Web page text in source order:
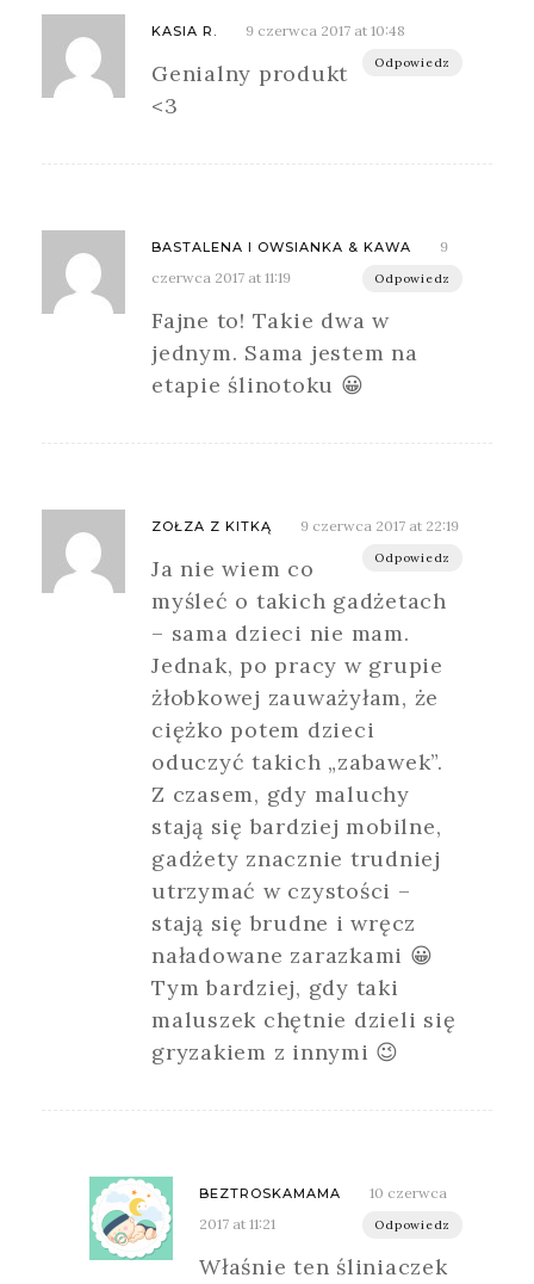
KASIA R. 9 czerwca 2017 at 10:48
Odpowiedz
Genialny produkt
<3
BASTALENA I OWSIANKA & KAWA
9
czerwca 2017 at 11:19
Odpowiedz
Fajne to! Takie dwa w
jednym. Sama jestem na
etapie ślinotoku 😀
ZOŁZA Z KITKĄ 9 czerwca 2017 at 22:19
Odpowiedz
Ja nie wiem co
myśleć o takich gadżetach
– sama dzieci nie mam.
Jednak, po pracy w grupie
żłobkowej zauważyłam, że
ciężko potem dzieci
oduczyć takich „zabawek”.
Z czasem, gdy maluchy
stają się bardziej mobilne,
gadżety znacznie trudniej
utrzymać w czystości –
stają się brudne i wręcz
naładowane zarazkami 😀
Tym bardziej, gdy taki
maluszek chętnie dzieli się
gryzakiem z innymi 😉
BEZTROSKAMAMA
10 czerwca
2017 at 11:21
Odpowiedz
Właśnie ten śliniaczek